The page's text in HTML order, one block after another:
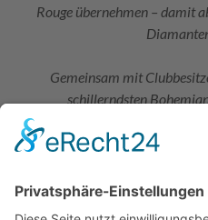
Rouge übernehmen – damit
Gemeinsam mit
schillerndsten
sowie Santiago, dem
Moulin Rouge zu retten und